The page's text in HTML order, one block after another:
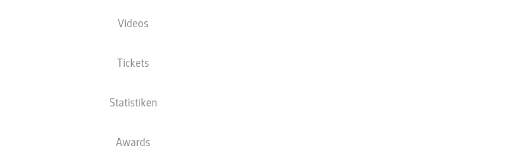
Videos
Tickets
Statistiken
Awards